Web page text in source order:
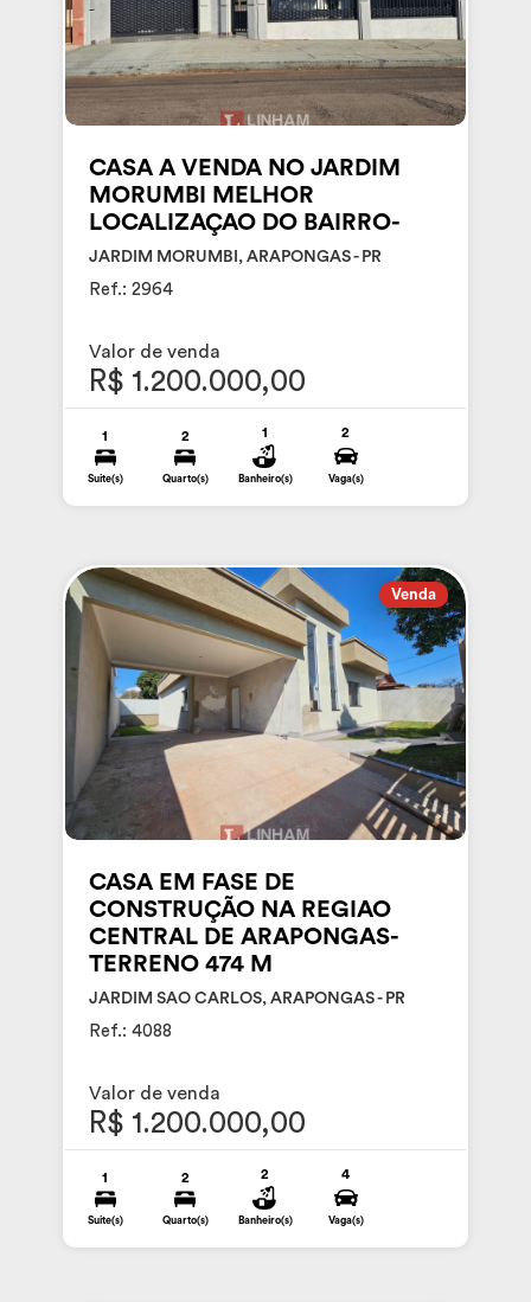
CASA A VENDA NO JARDIM
MORUMBI MELHOR
LOCALIZAÇAO DO BAIRRO-
JARDIM MORUMBI, ARAPONGAS - PR
Ref.: 2964
Valor de venda
R$ 1.200.000,00
1
Suite(s)
2
Quarto(s)
1
Banheiro(s)
2
Vaga(s)
Venda
CASA EM FASE DE
CONSTRUÇÃO NA REGIAO
CENTRAL DE ARAPONGAS-
TERRENO 474 M
JARDIM SAO CARLOS, ARAPONGAS - PR
Ref.: 4088
Valor de venda
R$ 1.200.000,00
1
Suite(s)
2
Quarto(s)
2
Banheiro(s)
4
Vaga(s)